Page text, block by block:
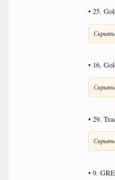
• 25.
• 16.
• 29.
• 9.